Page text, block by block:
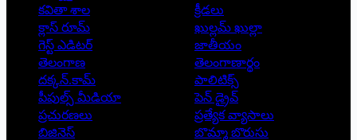
కవితా శాల
క్రీడలు
క్లాస్ రూమ్
ఖుల్లమ్ ఖుల్లా
గెస్ట్ ఎడిటర్
జాతీయం
తెలంగాణ
తెలంగాణార్థం
దక్కన్.కామ్
పాలిటిక్స్
పీపుల్స్ ‌మీడియా
పెన్ డ్రైవ్
ప్రచురణలు
ప్రత్యేక వ్యాసాలు
బిజినెస్
బొమ్మా బొరుసు